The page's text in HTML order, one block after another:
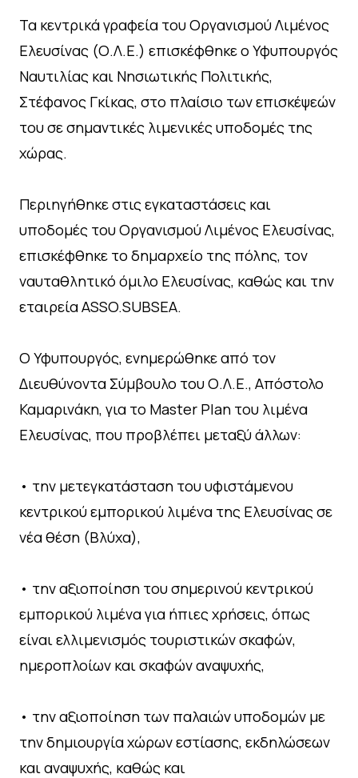
Τα κεντρικά γραφεία του Οργανισμού Λιμένος
Ελευσίνας (Ο.Λ.Ε.) επισκέφθηκε ο Υφυπουργός
Ναυτιλίας και Νησιωτικής Πολιτικής,
Στέφανος Γκίκας, στο πλαίσιο των επισκέψεών
του σε σημαντικές λιμενικές υποδομές της
χώρας.
Περιηγήθηκε στις εγκαταστάσεις και
υποδομές του Οργανισμού Λιμένος Ελευσίνας,
επισκέφθηκε το δημαρχείο της πόλης, τον
ναυταθλητικό όμιλο Ελευσίνας, καθώς και την
εταιρεία ASSO.SUBSEA.
Ο Υφυπουργός, ενημερώθηκε από τον
Διευθύνοντα Σύμβουλο του Ο.Λ.Ε., Απόστολο
Καμαρινάκη, για το Master Plan του λιμένα
Ελευσίνας, που προβλέπει μεταξύ άλλων:
• την μετεγκατάσταση του υφιστάμενου
κεντρικού εμπορικού λιμένα της Ελευσίνας σε
νέα θέση (Βλύχα),
• την αξιοποίηση του σημερινού κεντρικού
εμπορικού λιμένα για ήπιες χρήσεις, όπως
είναι ελλιμενισμός τουριστικών σκαφών,
ημεροπλοίων και σκαφών αναψυχής,
• την αξιοποίηση των παλαιών υποδομών με
την δημιουργία χώρων εστίασης, εκδηλώσεων
και αναψυχής, καθώς και